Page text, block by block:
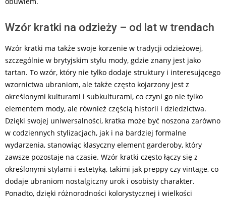
Wzór kratki na odzieży – od lat w trendach
Wzór kratki ma także swoje korzenie w tradycji odzieżowej,
szczególnie w brytyjskim stylu mody, gdzie znany jest jako
tartan. To wzór, który nie tylko dodaje struktury i interesującego
wzornictwa ubraniom, ale także często kojarzony jest z
określonymi kulturami i subkulturami, co czyni go nie tylko
elementem mody, ale również częścią historii i dziedzictwa.
Dzięki swojej uniwersalności, kratka może być noszona zarówno
w codziennych stylizacjach, jak i na bardziej formalne
wydarzenia, stanowiąc klasyczny element garderoby, który
zawsze pozostaje na czasie. Wzór kratki często łączy się z
określonymi stylami i estetyką, takimi jak preppy czy vintage, co
dodaje ubraniom nostalgiczny urok i osobisty charakter.
Ponadto, dzięki różnorodności kolorystycznej i wielkości